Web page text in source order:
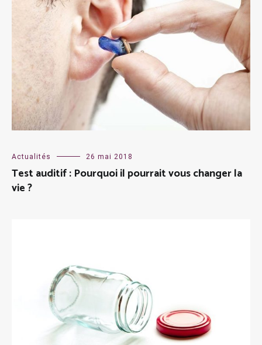
Actualités 26 mai 2018
Test auditif : Pourquoi il pourrait vous changer la
vie ?